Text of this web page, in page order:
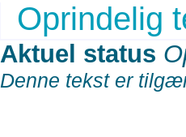
Oprindelig
Aktuel status
Denne tekst er